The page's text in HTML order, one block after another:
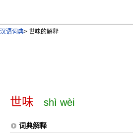
汉语词典> 世味的解释
世味 shì wèi
词典解释